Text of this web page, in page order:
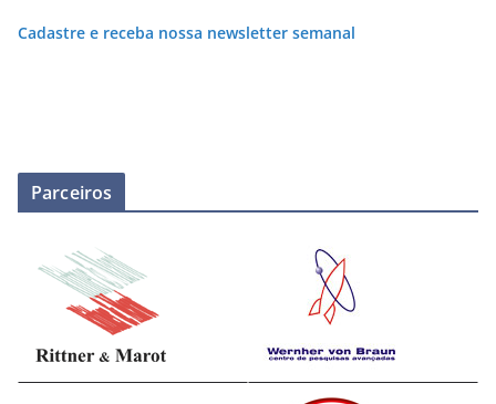
Cadastre e receba nossa newsletter semanal
Parceiros